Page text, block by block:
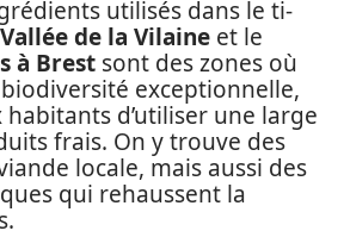
utilisés dans le ti-
de la Vilaine et le
à Brest sont des zones où
exceptionnelle,
d’utiliser une large
frais. On y trouve des
locale, mais aussi des
qui rehaussent la